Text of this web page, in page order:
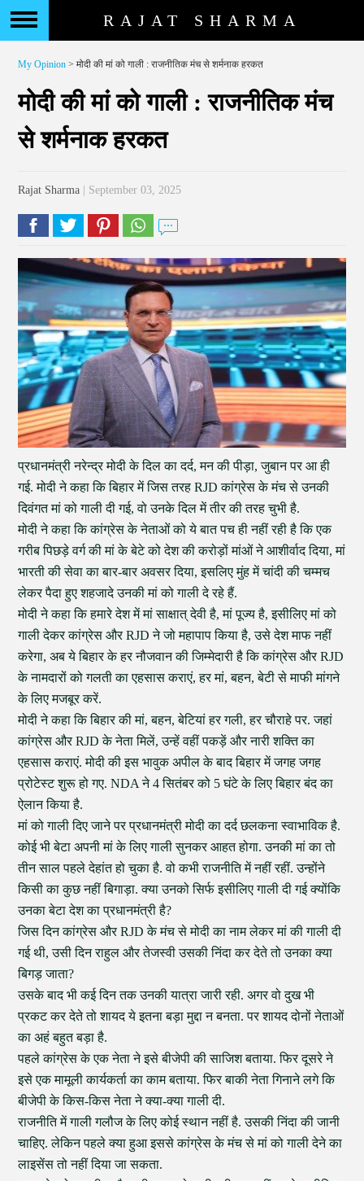
RAJAT SHARMA
My Opinion > मोदी की मां को गाली : राजनीतिक मंच से शर्मनाक हरकत
मोदी की मां को गाली : राजनीतिक मंच
से शर्मनाक हरकत
Rajat Sharma | September 03, 2025
प्रधानमंत्री नरेन्द्र मोदी के दिल का दर्द, मन की पीड़ा, जुबान पर आ ही
गई. मोदी ने कहा कि बिहार में जिस तरह RJD कांग्रेस के मंच से उनकी
दिवंगत मां को गाली दी गई, वो उनके दिल में तीर की तरह चुभी है.
मोदी ने कहा कि कांग्रेस के नेताओं को ये बात पच ही नहीं रही है कि एक
गरीब पिछड़े वर्ग की मां के बेटे को देश की करोड़ों मांओं ने आशीर्वाद दिया, मां
भारती की सेवा का बार-बार अवसर दिया, इसलिए मुंह में चांदी की चम्मच
लेकर पैदा हुए शहजादे उनकी मां को गाली दे रहे हैं.
मोदी ने कहा कि हमारे देश में मां साक्षात् देवी है, मां पूज्य है, इसीलिए मां को
गाली देकर कांग्रेस और RJD ने जो महापाप किया है, उसे देश माफ नहीं
करेगा, अब ये बिहार के हर नौजवान की जिम्मेदारी है कि कांग्रेस और RJD
के नामदारों को गलती का एहसास कराएं, हर मां, बहन, बेटी से माफी मांगने
के लिए मजबूर करें.
मोदी ने कहा कि बिहार की मां, बहन, बेटियां हर गली, हर चौराहे पर. जहां
कांग्रेस और RJD के नेता मिलें, उन्हें वहीं पकड़ें और नारी शक्ति का
एहसास कराएं. मोदी की इस भावुक अपील के बाद बिहार में जगह जगह
प्रोटेस्ट शुरू हो गए. NDA ने 4 सितंबर को 5 घंटे के लिए बिहार बंद का
ऐलान किया है.
मां को गाली दिए जाने पर प्रधानमंत्री मोदी का दर्द छलकना स्वाभाविक है.
कोई भी बेटा अपनी मां के लिए गाली सुनकर आहत होगा. उनकी मां का तो
तीन साल पहले देहांत हो चुका है. वो कभी राजनीति में नहीं रहीं. उन्होंने
किसी का कुछ नहीं बिगाड़ा. क्या उनको सिर्फ इसीलिए गाली दी गई क्योंकि
उनका बेटा देश का प्रधानमंत्री है?
जिस दिन कांग्रेस और RJD के मंच से मोदी का नाम लेकर मां की गाली दी
गई थी, उसी दिन राहुल और तेजस्वी उसकी निंदा कर देते तो उनका क्या
बिगड़ जाता?
उसके बाद भी कई दिन तक उनकी यात्रा जारी रही. अगर वो दुख भी
प्रकट कर देते तो शायद ये इतना बड़ा मुद्दा न बनता. पर शायद दोनों नेताओं
का अहं बहुत बड़ा है.
पहले कांग्रेस के एक नेता ने इसे बीजेपी की साजिश बताया. फिर दूसरे ने
इसे एक मामूली कार्यकर्ता का काम बताया. फिर बाकी नेता गिनाने लगे कि
बीजेपी के किस-किस नेता ने क्या-क्या गाली दी.
राजनीति में गाली गलौज के लिए कोई स्थान नहीं है. उसकी निंदा की जानी
चाहिए. लेकिन पहले क्या हुआ इससे कांग्रेस के मंच से मां को गाली देने का
लाइसेंस तो नहीं दिया जा सकता.